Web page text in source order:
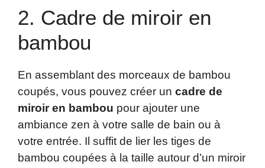
2. Cadre de miroir en
bambou
En assemblant des morceaux de bambou
coupés, vous pouvez créer un cadre de
miroir en bambou pour ajouter une
ambiance zen à votre salle de bain ou à
votre entrée. Il suffit de lier les tiges de
bambou coupées à la taille autour d’un miroir